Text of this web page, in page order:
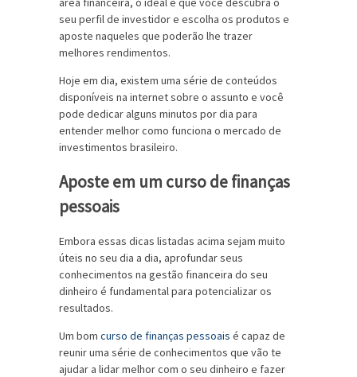
seu perfil de investidor e escolha os produtos e
aposte naqueles que poderão lhe trazer
melhores rendimentos.
Hoje em dia, existem uma série de conteúdos
disponíveis na internet sobre o assunto e você
pode dedicar alguns minutos por dia para
entender melhor como funciona o mercado de
investimentos brasileiro.
Aposte em um curso de finanças
pessoais
Embora essas dicas listadas acima sejam muito
úteis no seu dia a dia, aprofundar seus
conhecimentos na gestão financeira do seu
dinheiro é fundamental para potencializar os
resultados.
Um bom curso de finanças pessoais é capaz de
reunir uma série de conhecimentos que vão te
ajudar a lidar melhor com o seu dinheiro e fazer